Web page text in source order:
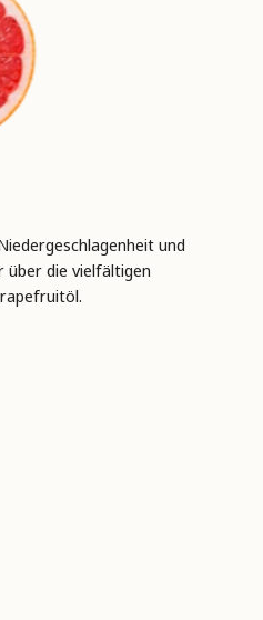
und
über die vielfältigen